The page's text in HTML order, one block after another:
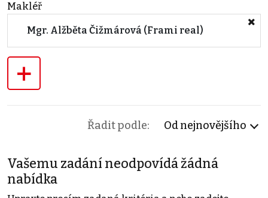
Makléř
Mgr. Alžběta Čižmárová (Frami real)
+
Řadit podle: Od nejnovějšího
Vašemu zadání neodpovídá žádná
nabídka